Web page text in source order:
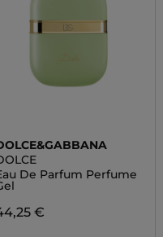
De Parfum Perfume
€